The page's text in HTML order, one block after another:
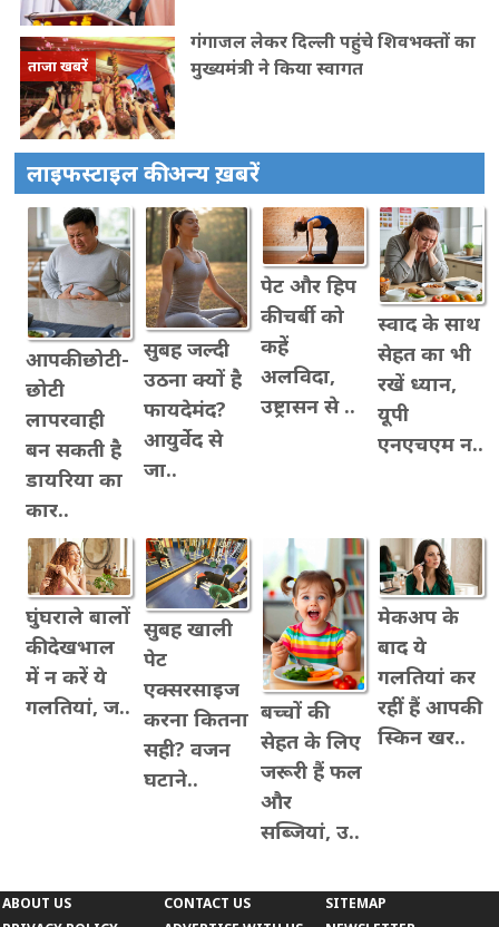
ताजा खबरें
गंगाजल लेकर दिल्ली पहुंचे शिवभक्तों का
मुख्यमंत्री ने किया स्वागत
लाइफस्टाइल की अन्य ख़बरें
आपकी छोटी-
छोटी
लापरवाही
बन सकती है
डायरिया का
कार..
सुबह जल्दी
उठना क्यों है
फायदेमंद?
आयुर्वेद से
जा..
पेट और हिप
की चर्बी को
कहें
अलविदा,
उष्ट्रासन से ..
स्वाद के साथ
सेहत का भी
रखें ध्यान,
यूपी
एनएचएम न..
घुंघराले बालों
की देखभाल
में न करें ये
गलतियां, ज..
सुबह खाली
पेट
एक्सरसाइज
करना कितना
सही? वजन
घटाने..
बच्चों की
सेहत के लिए
जरूरी हैं फल
और
सब्जियां, उ..
मेकअप के
बाद ये
गलतियां कर
रहीं हैं आपकी
स्किन खर..
ABOUT US
CONTACT US
SITEMAP